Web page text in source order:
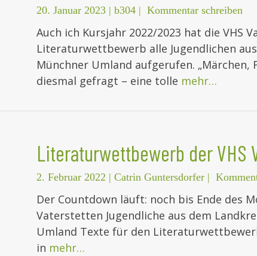
20. Januar 2023 | b304 | Kommentar schreiben
Auch ich Kursjahr 2022/2023 hat die VHS
Literaturwettbewerb alle Jugendlichen
Münchner Umland aufgerufen. „Märchen,
diesmal gefragt – eine tolle mehr…
Literaturwettbewerb der VHS
2. Februar 2022 | Catrin Guntersdorfer |
Der Countdown läuft: noch bis Ende des
Vaterstetten Jugendliche aus dem
Umland Texte für den
in mehr…